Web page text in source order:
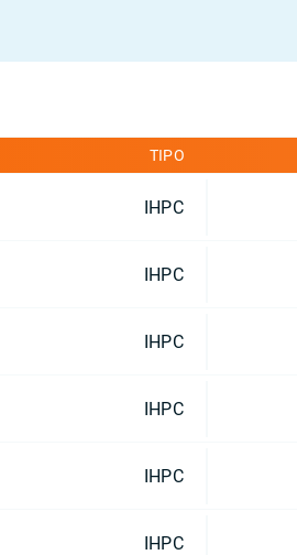
TIPO
IHPC
IHPC
IHPC
IHPC
IHPC
IHPC